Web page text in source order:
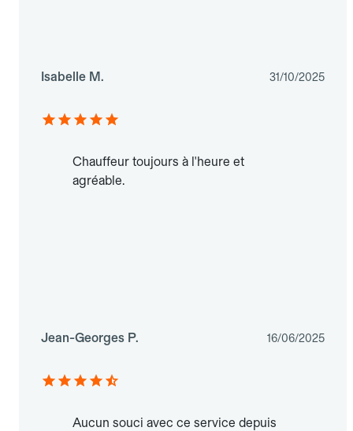
Isabelle M. 31/10/2025
Chauffeur toujours à l'heure et
agréable.
Jean-Georges P. 16/06/2025
Aucun souci avec ce service depuis